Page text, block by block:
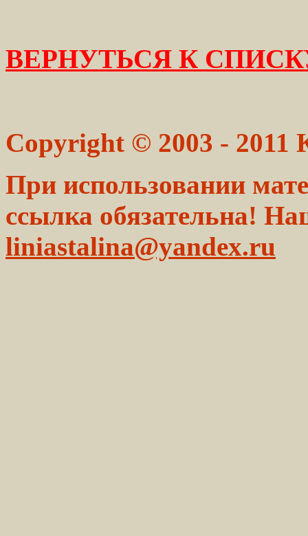
ВЕРНУТЬСЯ К
Copyright © 2003 - 2011
При использовании
ссылка обязательна!
liniastalina@yandex.ru